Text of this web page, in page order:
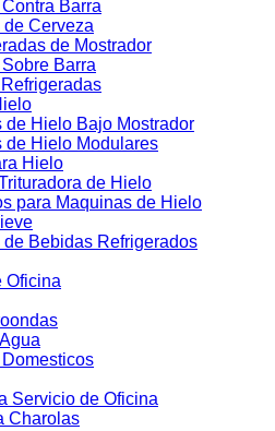
Barra
Cerveza
de Mostrador
Barra
de Hielo Bajo Mostrador
de Hielo Modulares
Hielo
de Hielo
para Maquinas de Hielo
Bebidas Refrigerados
Oficina
Servicio de Oficina
Charolas